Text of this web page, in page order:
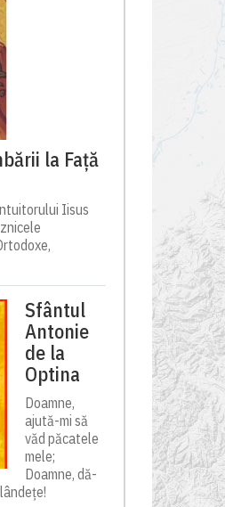
la Față
Iisus
Sfântul
Antonie
de la
Optina
Doamne,
ajută-mi să
văd păcatele
mele;
Doamne, dă-